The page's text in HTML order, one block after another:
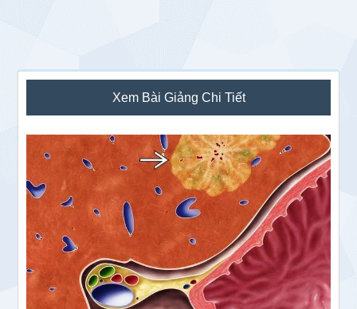
Sidebar
chính
Xem Bài Giảng Chi Tiết